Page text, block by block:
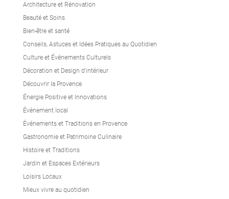
Architecture et Rénovation
Beauté et Soins
Bien-être et santé
Conseils, Astuces et Idées Pratiques au Quotidien
Culture et Événements Culturels
Décoration et Design d'intérieur
Découvrir la Provence
Énergie Positive et Innovations
Évènement local
Événements et Traditions en Provence
Gastronomie et Patrimoine Culinaire
Histoire et Traditions
Jardin et Espaces Extérieurs
Loisirs Locaux
Mieux vivre au quotidien